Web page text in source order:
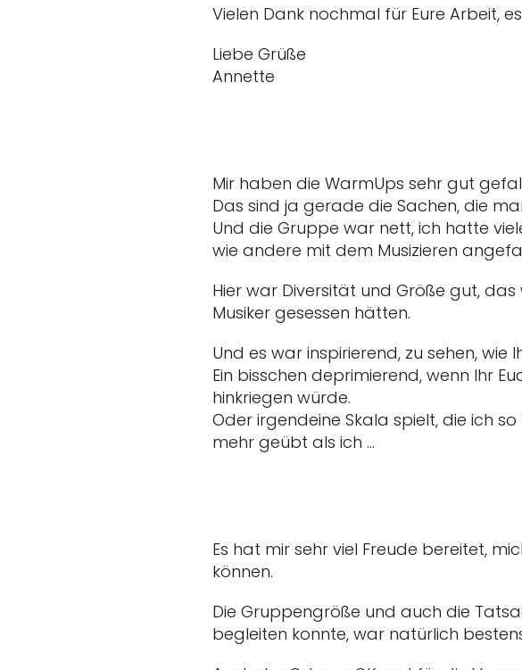
Vielen Dank nochmal für Eure Arbeit,
Liebe Grüße
Annette
Mir haben die WarmUps sehr gut
Das sind ja gerade die Sachen, die
Und die Gruppe war nett, ich hatte
wie andere mit dem Musizieren
Hier war Diversität und Größe gut,
Musiker gesessen hätten.
Und es war inspirierend, zu sehen, wie
Ein bisschen deprimierend, wenn Ihr
hinkriegen würde.
Oder irgendeine Skala spielt, die ich
mehr geübt als ich …
Es hat mir sehr viel Freude bereitet,
können.
Die Gruppengröße und auch die
begleiten konnte, war natürlich